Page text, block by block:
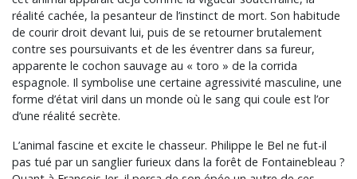
réalité cachée, la pesanteur de l’instinct de mort. Son habitude
de courir droit devant lui, puis de se retourner brutalement
contre ses poursuivants et de les éventrer dans sa fureur,
apparente le cochon sauvage au « toro » de la corrida
espagnole. Il symbolise une certaine agressivité masculine, une
forme d’état viril dans un monde où le sang qui coule est l’or
d’une réalité secrète.
L’animal fascine et excite le chasseur. Philippe le Bel ne fut-il
pas tué par un sanglier furieux dans la forêt de Fontainebleau ?